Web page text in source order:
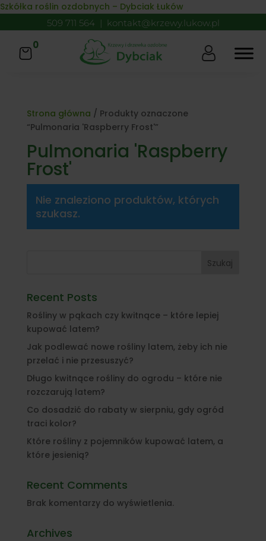
Skip to content
Szkółka roślin ozdobnych – Dybciak Łuków
509 711 564 | kontakt@krzewy.lukow.pl
0
Strona główna / Produkty oznaczone
“Pulmonaria 'Raspberry Frost'”
Pulmonaria 'Raspberry
Frost'
Nie znaleziono produktów, których
szukasz.
Szukaj
Recent Posts
Rośliny w pąkach czy kwitnące – które lepiej
kupować latem?
Jak podlewać nowe rośliny latem, żeby ich nie
przelać i nie przesuszyć?
Długo kwitnące rośliny do ogrodu – które nie
rozczarują latem?
Co dosadzić do rabaty w sierpniu, gdy ogród
traci kolor?
Które rośliny z pojemników kupować latem, a
które jesienią?
Recent Comments
Brak komentarzy do wyświetlenia.
Archives